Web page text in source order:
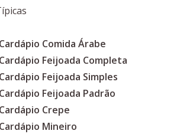
Comida Árabe
Feijoada Completa
Feijoada Simples
Feijoada Padrão
Crepe
Mineiro